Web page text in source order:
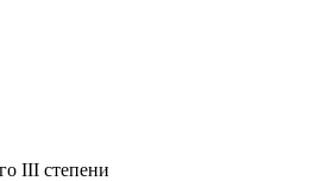
III степени